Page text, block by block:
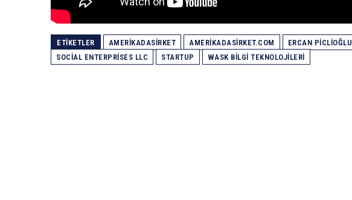
ETIKETLER AMERIKADASIRKET AMERIKADASIRKET.COM ERCAN PICLIOĞLU
SOCIAL ENTERPRISES LLC
STARTUP WASK BILGI TEKNOLOJILERI